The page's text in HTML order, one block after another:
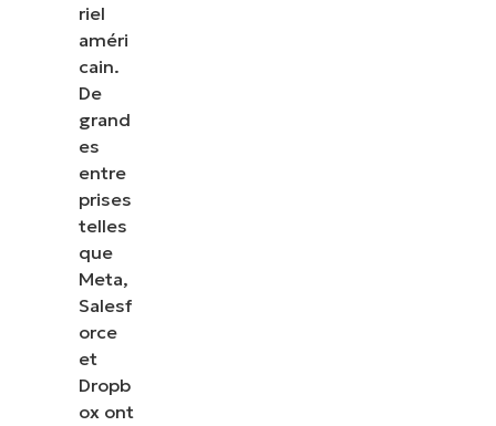
riel
améri
cain.
De
grand
es
entre
prises
telles
que
Meta,
Salesf
orce
et
Dropb
ox ont